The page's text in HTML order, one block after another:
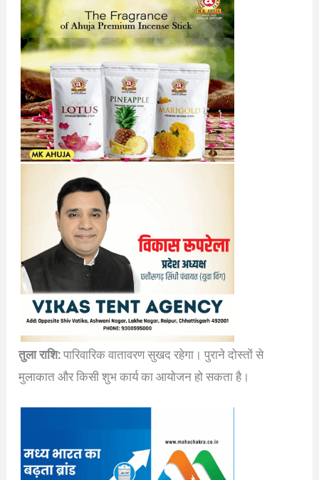
तुला राशि: पारिवारिक वातावरण सुखद रहेगा। पुराने दोस्तों से
मुलाकात और किसी शुभ कार्य का आयोजन हो सकता है।